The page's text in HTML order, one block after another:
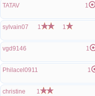
TATAV 1
sylvain07 1 1
vgd9146 1
Philacel0911 1
christine 1